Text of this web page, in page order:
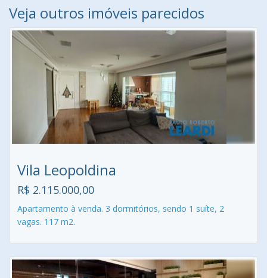
Veja outros imóveis parecidos
Vila Leopoldina
R$ 2.115.000,00
Apartamento à venda. 3 dormitórios, sendo 1 suíte, 2
vagas. 117 m2.